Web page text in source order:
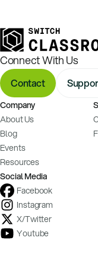
Connect With Us
Contact
Company
About Us
Blog
Events
Resources
Social Media
Facebook
Instagram
X/Twitter
Youtube